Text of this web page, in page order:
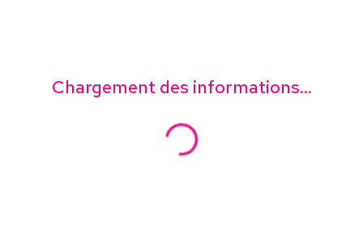
Chargement des informations...